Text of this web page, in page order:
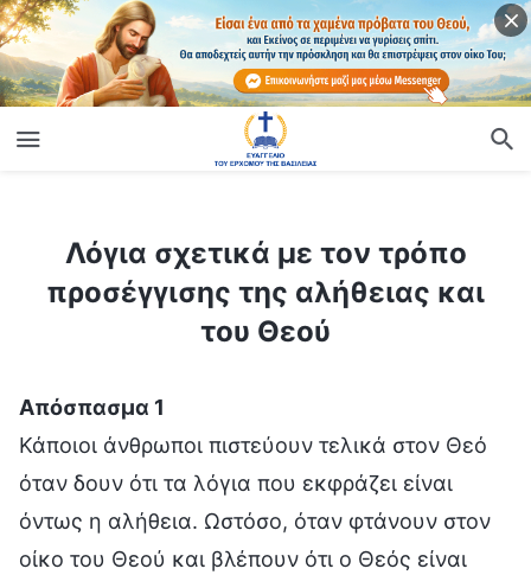
Λόγια σχετικά με τον τρόπο
προσέγγισης της αλήθειας και
του Θεού
Απόσπασμα 1
Κάποιοι άνθρωποι πιστεύουν τελικά στον Θεό
όταν δουν ότι τα λόγια που εκφράζει είναι
όντως η αλήθεια. Ωστόσο, όταν φτάνουν στον
οίκο του Θεού και βλέπουν ότι ο Θεός είναι